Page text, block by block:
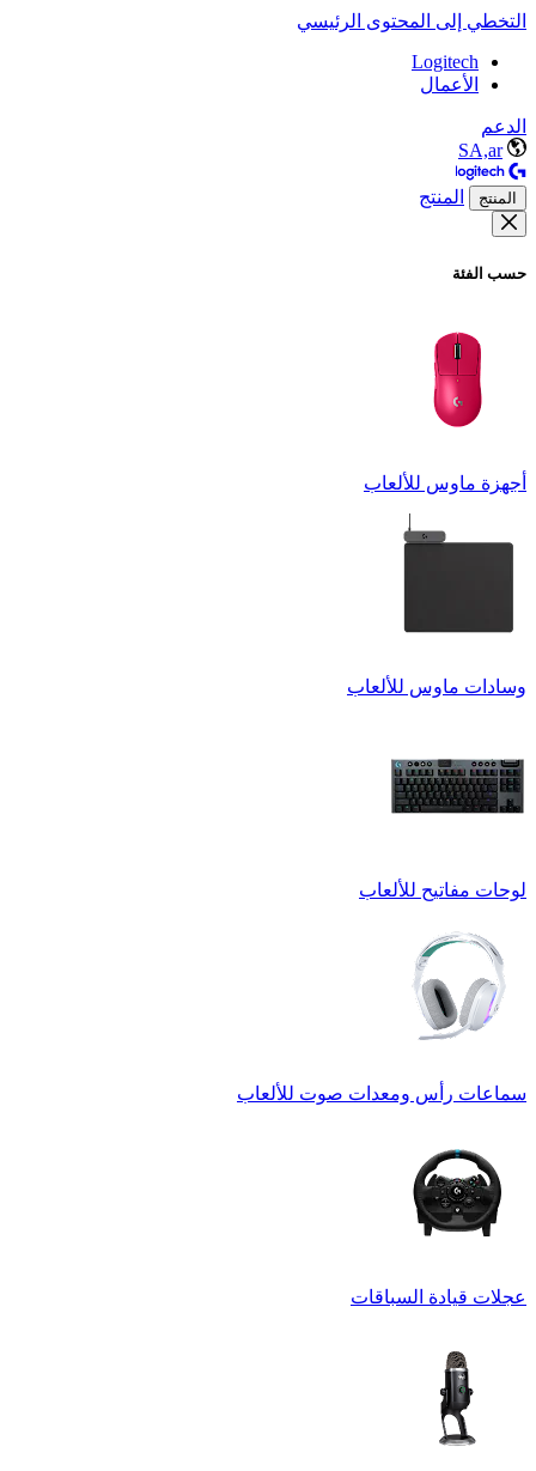
التخطي إلى المحتوى الرئيسي
Logitech
الأعمال
الدعم
SA,ar
المنتج المنتج
حسب الفئة
أجهزة ماوس للألعاب
وسادات ماوس للألعاب
لوحات مفاتيح للألعاب
سماعات رأس ومعدات صوت للألعاب
عجلات قيادة السباقات